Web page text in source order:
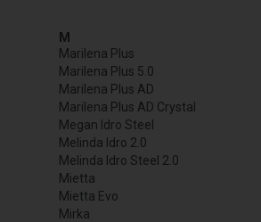
M
Marilena Plus
Marilena Plus 5.0
Marilena Plus AD
Marilena Plus AD Crystal
Megan Idro Steel
Melinda Idro 2.0
Melinda Idro Steel 2.0
Mietta
Mietta Evo
Mirka